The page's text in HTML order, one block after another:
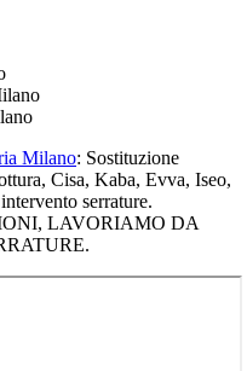
Milano: Sostituzione
Cisa, Kaba, Evva, Iseo,
serrature.
LAVORIAMO DA